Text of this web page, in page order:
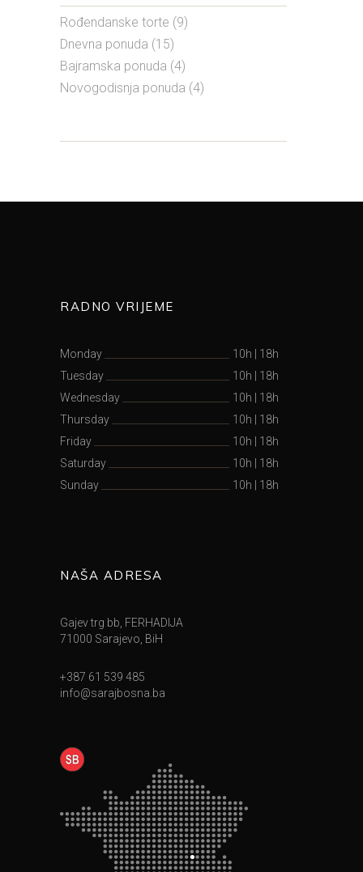
Rođendanske torte (9)
Dnevna ponuda (15)
Bajramska ponuda (4)
Novogodisnja ponuda (4)
RADNO VRIJEME
Monday 10h
18h
Tuesday
10h
18h
Wednesday
10h
18h
Thursday
10h
18h
Friday
10h
18h
Saturday
10h
18h
Sunday
10h 18h
NAŠA ADRESA
Gajev trg bb, FERHADIJA
71000 Sarajevo, BiH
+387 61 539 485
info@sarajbosna.ba